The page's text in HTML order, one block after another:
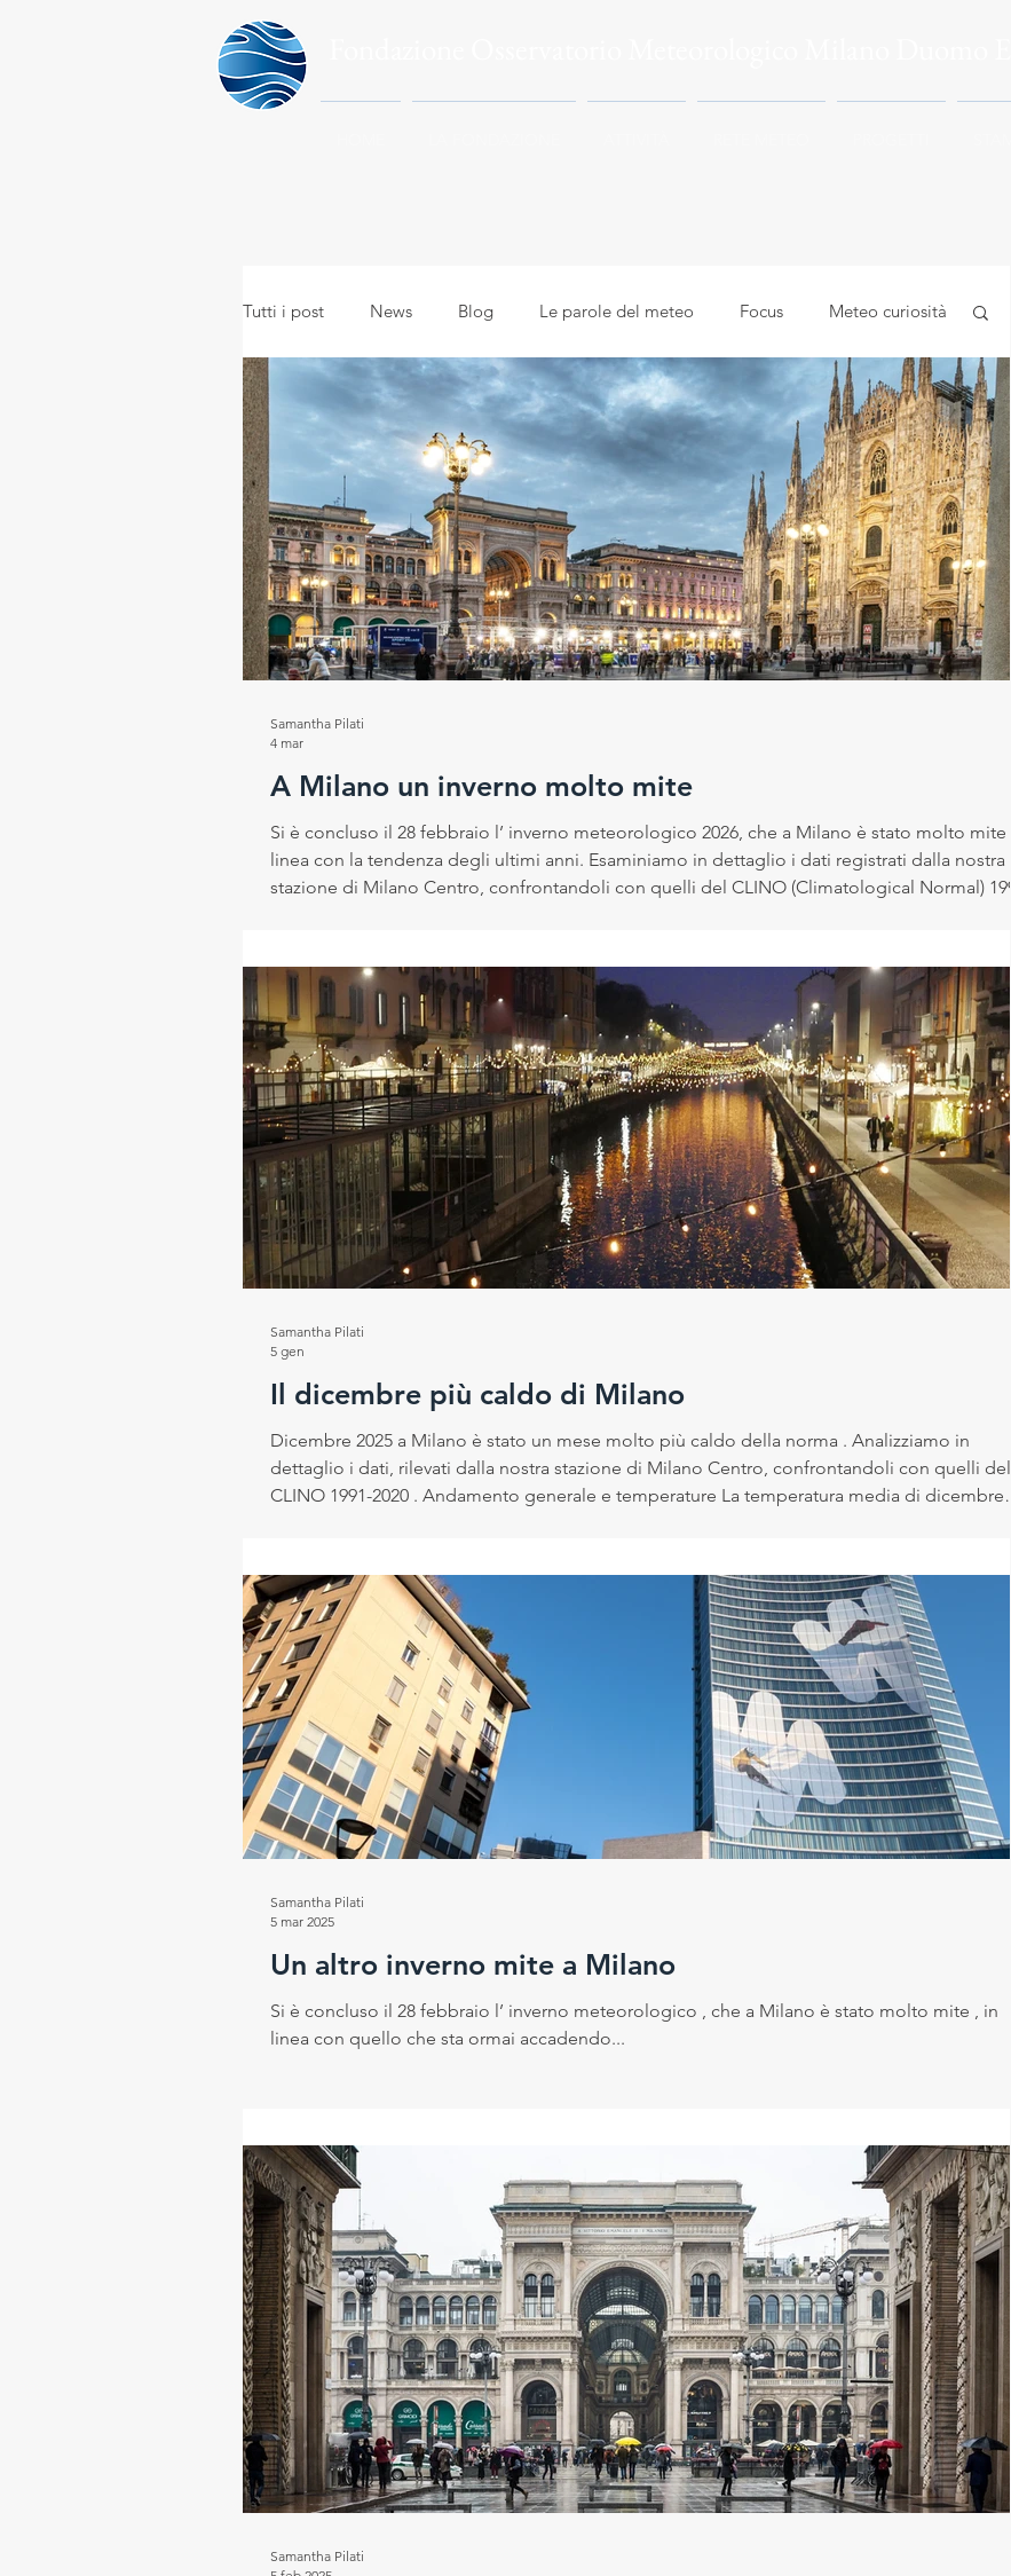
Tutti i post News Blog Le parole del meteo Focus Meteo curiosità
Meteo in everyday life Ambiente Astrocuriosità Meteo e Salute
Meteo e viaggi Meteorologia applicata Meteorologia e climatologia
Progetto RESEt Salute e sicurezza sui luoghi di la Cambiamento climatico
Rubrica del Direttore Scientifico
A Milano un inverno molto mite
Si è concluso il 28 febbraio l’ inverno meteorologico 2026, che a Milano è stato molto mite , in
linea con la tendenza degli ultimi anni. Esaminiamo in dettaglio i dati registrati dalla nostra
stazione di Milano Centro, confrontandoli con quelli del CLINO (Climatological Normal) 1991-
rende i
Samantha Pilati
4 mar
Il dicembre più caldo di Milano
Dicembre 2025 a Milano è stato un mese molto più caldo della norma . Analizziamo in
dettaglio i dati, rilevati dalla nostra stazione di Milano Centro, confrontandoli con quelli del
CLINO 1991-2020 . Andamento generale e temperature La temperatura media di dicembre
precedente record
Samantha Pilati
5 gen
Un altro inverno mite a Milano
Si è concluso il 28 febbraio l’ inverno meteorologico , che a Milano è stato molto mite , in
linea con quello che sta ormai accadendo...
Samantha Pilati
5 mar 2025
Samantha Pilati